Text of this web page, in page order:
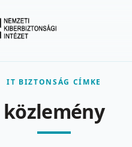
IT BIZTONSÁG CÍMKE
közlemény